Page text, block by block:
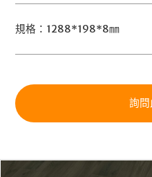
規格：1288*198*8㎜
詢問